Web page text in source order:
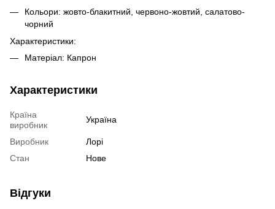
Кольори: жовто-блакитний, червоно-жовтий, салатово-
чорний
Характеристики:
Матеріал: Капрон
Характеристики
Країна
виробник
Україна
Виробник
Лорі
Стан
Нове
Відгуки